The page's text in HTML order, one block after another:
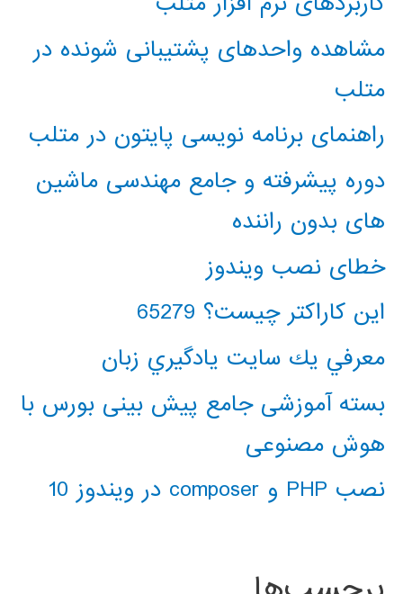
مشاهده واحدهای پشتیبانی شونده در
متلب
راهنمای برنامه نویسی پایتون در متلب
دوره پیشرفته و جامع مهندسی ماشین
های بدون راننده
خطای نصب ویندوز
این کاراکتر چیست؟ 65279
معرفي يك سايت يادگيري زبان
بسته آموزشی جامع پیش بینی بورس با
هوش مصنوعی
نصب PHP و composer در ویندوز 10